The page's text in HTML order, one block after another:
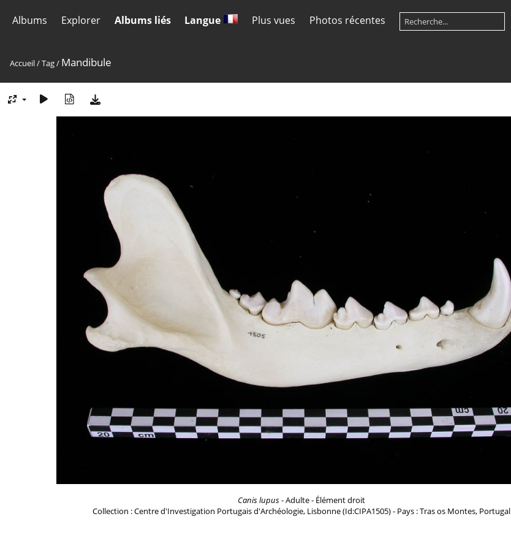
Albums Explorer Albums liés Langue Plus vues Photos récentes
Accueil/Tag/ Mandibule
Canis lupus- Adulte - Élément droit
Collection : Centre d'Investigation Portugais d'Archéologie, Lisbonne (Id:CIPA1505) - Pays : Tras os Montes, Portugal